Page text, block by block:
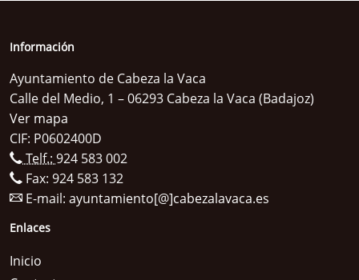
Información
Ayuntamiento de Cabeza la Vaca
Calle del Medio, 1 – 06293 Cabeza la Vaca (Badajoz)
Ver mapa
CIF: P0602400D
Telf.: 924 583 002
Fax: 924 583 132
E-mail: ayuntamiento[@]cabezalavaca.es
Enlaces
Inicio